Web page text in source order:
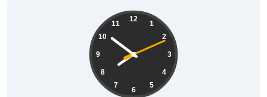
12
1
2
3
4
5
6
7
8
9
10
11